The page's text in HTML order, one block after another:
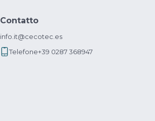
Contatto
info.it@cecotec.es
Telefone+39 0287 368947